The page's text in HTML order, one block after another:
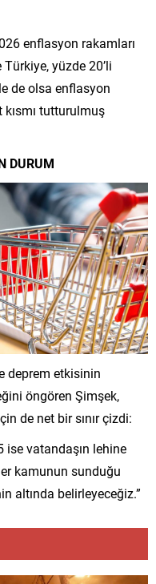
enflasyon rakamları
yüzde 20’li
de olsa enflasyon
kısmı tutturulmuş
DURUM
deprem etkisinin
öngören Şimşek,
de net bir sınır çizdi:
ise vatandaşın lehine
kamunun sunduğu
altında belirleyeceğiz.”